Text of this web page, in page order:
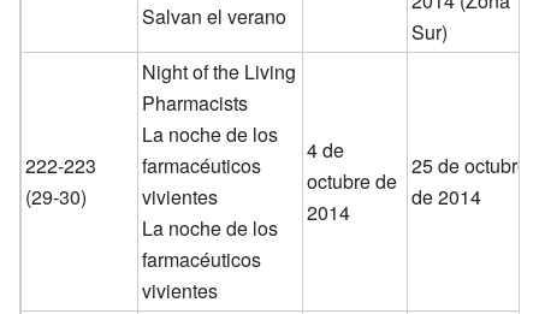
Salvan el verano
Sur)
222-223
(29-30)
Night of the Living
Pharmacists
La noche de los
farmacéuticos
vivientes
La noche de los
farmacéuticos
vivientes
4 de
octubre de
2014
25 de octubre
de 2014